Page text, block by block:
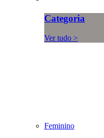
Categoria
Ver tudo >
Feminino